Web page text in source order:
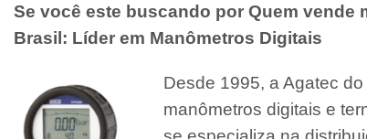
Se você este buscando por Quem vende
Brasil: Líder em Manômetros Digitais
Desde 1995, a Agatec
manômetros digitais e